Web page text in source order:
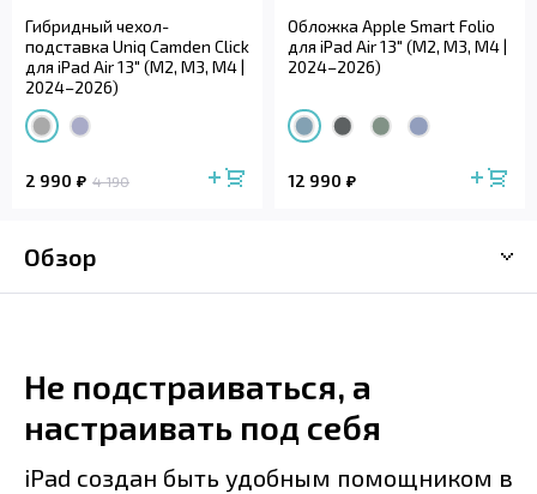
Гибридный чехол-
подставка Uniq Camden Click
для iPad Air 13" (M2, M3, M4 |
2024–2026)
2 990 4 190
Обложка Apple Smart Folio
для iPad Air 13" (M2, M3, M4 |
2024–2026)
12 990
Обзор
Не подстраиваться, а
настраивать под себя
iPad создан быть удобным помощником в